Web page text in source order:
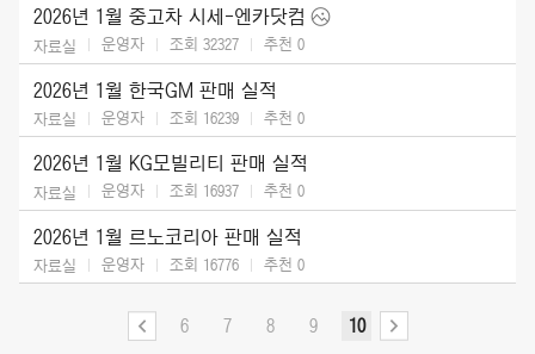
2026년 1월 중고차 시세-엔카닷컴
자료실 운영자 조회 32327 추천 0
2026년 1월 한국GM 판매 실적
자료실 운영자 조회 16239 추천 0
2026년 1월 KG모빌리티 판매 실적
자료실 운영자 조회 16937 추천 0
2026년 1월 르노코리아 판매 실적
자료실 운영자 조회 16776 추천 0
6 7 8 9 10